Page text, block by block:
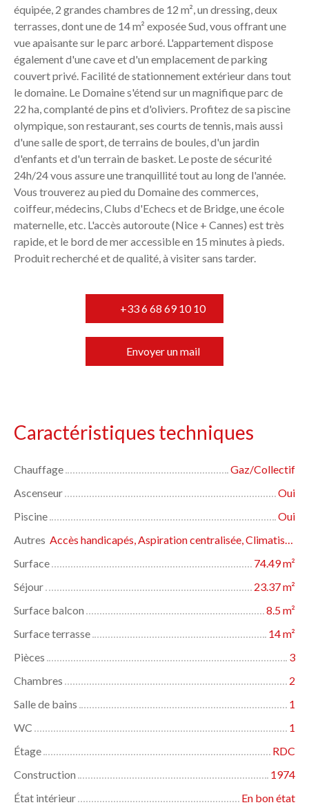
équipée, 2 grandes chambres de 12 m², un dressing, deux
terrasses, dont une de 14 m² exposée Sud, vous offrant une
vue apaisante sur le parc arboré. L'appartement dispose
également d'une cave et d'un emplacement de parking
couvert privé. Facilité de stationnement extérieur dans tout
le domaine. Le Domaine s'étend sur un magnifique parc de
22 ha, complanté de pins et d'oliviers. Profitez de sa piscine
olympique, son restaurant, ses courts de tennis, mais aussi
d'une salle de sport, de terrains de boules, d'un jardin
d'enfants et d'un terrain de basket. Le poste de sécurité
24h/24 vous assure une tranquillité tout au long de l'année.
Vous trouverez au pied du Domaine des commerces,
coiffeur, médecins, Clubs d'Echecs et de Bridge, une école
maternelle, etc. L'accès autoroute (Nice + Cannes) est très
rapide, et le bord de mer accessible en 15 minutes à pieds.
Produit recherché et de qualité, à visiter sans tarder.
+33 6 68 69 10 10
Envoyer un mail
Caractéristiques techniques
Chauffage
Gaz/Collectif
Ascenseur
Oui
Piscine
Oui
Autres
Accès handicapés, Aspiration centralisée, Climatisation, Concierge, Fibre optique, Gardien, Interphone, Portail motorisé, Porte blindée, Système d'alarme, Visiophone, Volets électriques
Surface
74.49m²
Séjour
23.37m²
Surface balcon
8.5m²
Surface terrasse
14m²
Pièces
3
Chambres
2
Salle de bains
1
WC
1
Étage
RDC
Construction
1974
État intérieur
En bon état